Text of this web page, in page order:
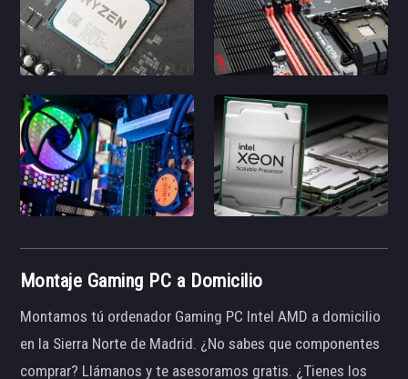
Montaje Gaming PC a Domicilio
Montamos tú ordenador Gaming PC Intel AMD a domicilio
en la Sierra Norte de Madrid. ¿No sabes que componentes
comprar? Llámanos y te asesoramos gratis. ¿Tienes los